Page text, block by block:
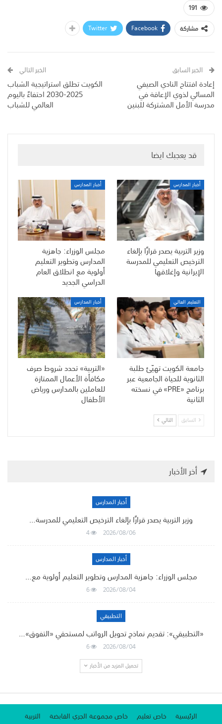
191
مشاركة
Facebook
Twitter
الخبر السابق
إعادة افتتاح النادي الصيفي
المسائي لذوي الإعاقة في
مدرسة الأمل المشتركة للبنين
الخبر التالي
الكويت تطلق استراتيجية الشباب
2025-2030 احتفاءً باليوم
العالمي للشباب
قد يعجبك ايضا
أخبار المدارس
وزير التربية يصدر قرارًا بإلغاء
الترخيص التعليمي للمدرسة
الإيرانية وإغلاقها
أخبار المدارس
مجلس الوزراء: جاهزية
المدارس وتطوير التعليم
أولوية مع انطلاق العام
الدراسي الجديد
التعليم العالي
جامعة الكويت تهيّئ طلبة
الثانوية للحياة الجامعية عبر
برنامج «PRE» في نسخته
الثانية
أخبار المدارس
«التربية» تحدد شروط صرف
مكافأة الأعمال الممتازة
للعاملين بالمدارس ورياض
الأطفال
السابق التالي
أخر الأخبار
أخبار المدارس
وزير التربية يصدر قرارًا بإلغاء الترخيص التعليمي للمدرسة…
2026/08/06
4
أخبار المدارس
مجلس الوزراء: جاهزية المدارس وتطوير التعليم أولوية مع…
2026/08/04
6
التطبيقي
«التطبيقي»: تقديم نماذج تحويل الرواتب لمستحقي «التفوق»…
2026/08/04
6
تحميل المزيد من الأخبار
الرئيسية خاص تعليم خاص مجموعة الجري القابضة
التربية